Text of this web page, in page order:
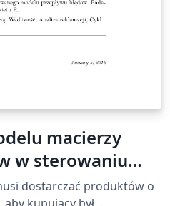
macierzy
w zakładzie
dostarczać produktów o